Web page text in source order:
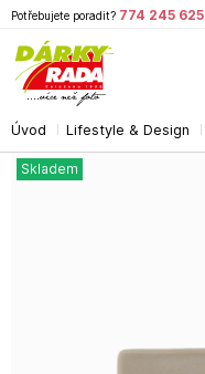
Úvod Lifestyle & Design
Skladem
Potřebujete poradit? 774 245 625